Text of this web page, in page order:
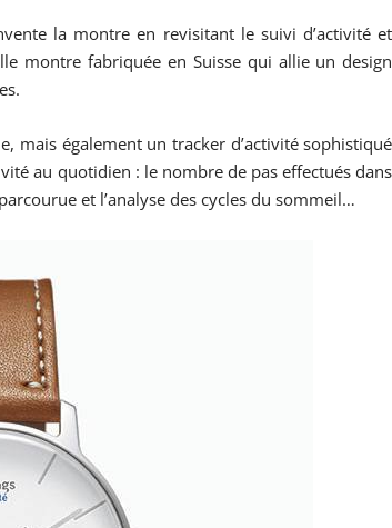
la montre en revisitant le suivi d’activité et
montre fabriquée en Suisse qui allie un design
mais également un tracker d’activité sophistiqué
au quotidien : le nombre de pas effectués dans
et l’analyse des cycles du sommeil…